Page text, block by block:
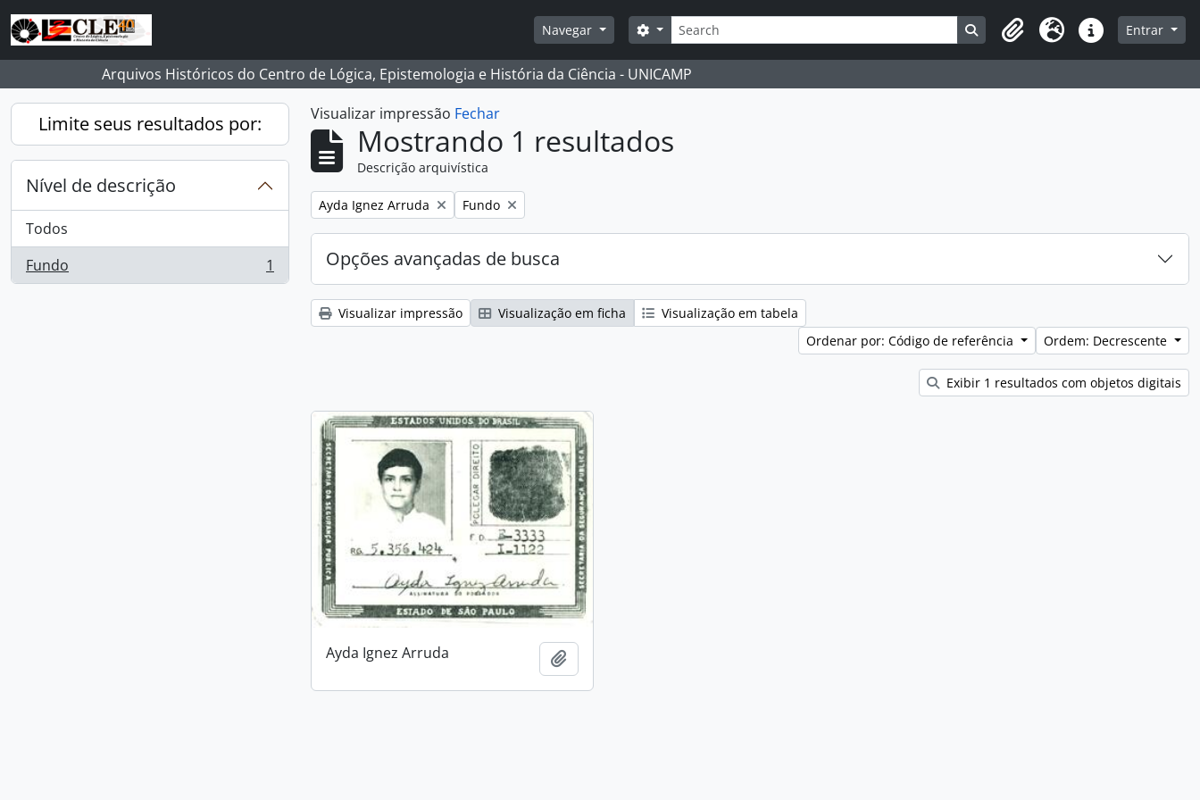
Skip to main content
Navegar
Buscar
Opções de busca Busque na página de navegação
Clipboard
Idioma Atalhos Entrar
Arquivos Históricos do Centro de Lógica, Epistemologia e História da Ciência - UNICAMP
Limite seus resultados por:
Nível de descrição
Todos
Fundo
, 1 resultados 1
Visualizar impressão Fechar
Mostrando 1 resultados
Descrição arquivística
Remover filtro:
Ayda Ignez Arruda Remover filtro:
Fundo
Opções avançadas de busca
Visualizar impressão Visualização em ficha
Visualização em tabela
Ordenar por: Código de referência
Ordem: Decrescente
Exibir 1 resultados com objetos digitais
Ayda Ignez Arruda